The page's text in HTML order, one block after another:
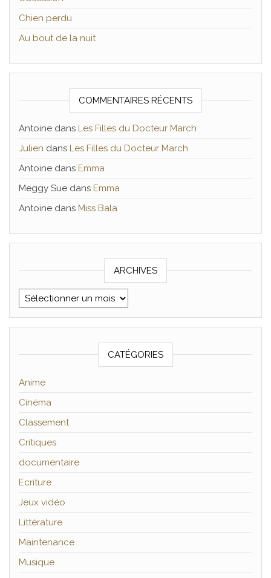
Chien perdu
Au bout de la nuit
COMMENTAIRES RÉCENTS
Antoine dans Les Filles du Docteur March
Julien dans Les Filles du Docteur March
Antoine dans Emma
Meggy Sue dans Emma
Antoine dans Miss Bala
ARCHIVES
Archives
CATÉGORIES
Anime
Cinéma
Classement
Critiques
documentaire
Ecriture
Jeux vidéo
Littérature
Maintenance
Musique